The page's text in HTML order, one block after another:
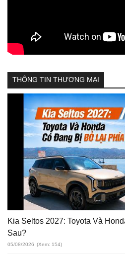
THÔNG TIN THƯƠNG MẠI
Kia Seltos 2027: Toyota Và
Sau?
05/08/2026 (Xem: 154)